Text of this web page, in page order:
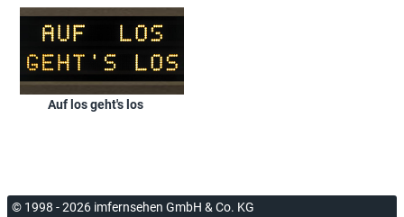
Auf los geht's los
© 1998 - 2026 imfernsehen GmbH & Co. KG